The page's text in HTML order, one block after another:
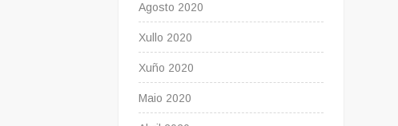
Agosto 2020
Xullo 2020
Xuño 2020
Maio 2020